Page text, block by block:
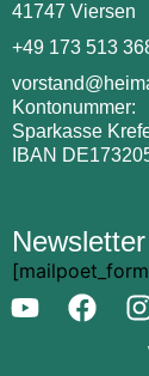
41747 Viersen
+49 173 513
Kontonummer:
Sparkasse
IBAN
Newsletter